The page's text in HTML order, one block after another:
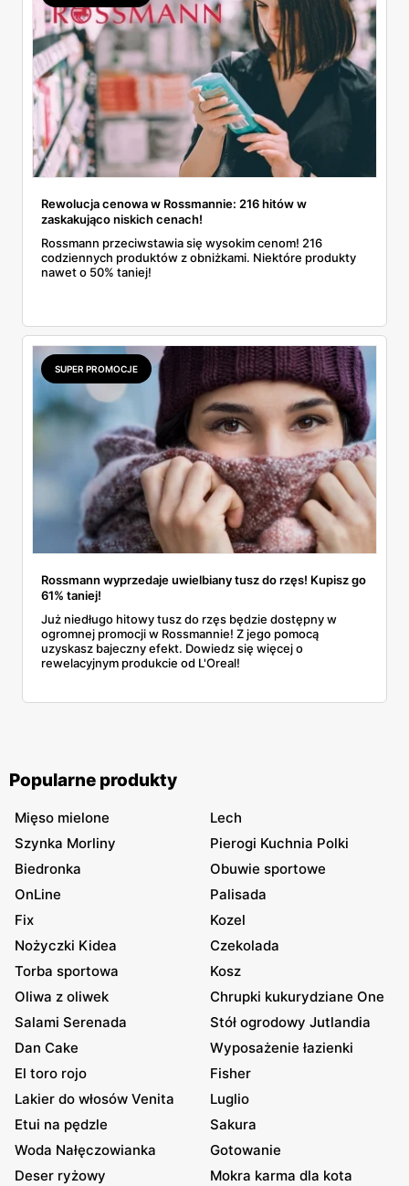
Rewolucja cenowa w Rossmannie: 216 hitów w
zaskakująco niskich cenach!
Rossmann przeciwstawia się wysokim cenom! 216
codziennych produktów z obniżkami. Niektóre produkty
nawet o 50% taniej!
SUPER PROMOCJE
Rossmann wyprzedaje uwielbiany tusz do rzęs! Kupisz go
61% taniej!
Już niedługo hitowy tusz do rzęs będzie dostępny w
ogromnej promocji w Rossmannie! Z jego pomocą
uzyskasz bajeczny efekt. Dowiedz się więcej o
rewelacyjnym produkcie od L'Oreal!
Popularne produkty
Mięso mielone
Lech
Szynka Morliny
Pierogi Kuchnia Polki
Biedronka
Obuwie sportowe
OnLine
Palisada
Fix
Kozel
Nożyczki Kidea
Czekolada
Torba sportowa
Kosz
Oliwa z oliwek
Chrupki kukurydziane One
Salami Serenada
Stół ogrodowy Jutlandia
Dan Cake
Wyposażenie łazienki
El toro rojo
Fisher
Lakier do włosów Venita
Luglio
Etui na pędzle
Sakura
Woda Nałęczowianka
Gotowanie
Deser ryżowy
Mokra karma dla kota